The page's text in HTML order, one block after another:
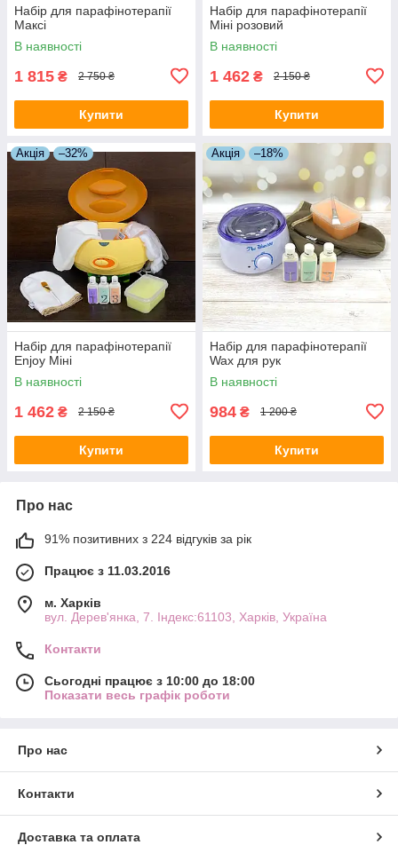
Набір для парафінотерапії
Максі
В наявності
1 815 ₴ 2 750 ₴
Купити
Набір для парафінотерапії
Міні розовий
В наявності
1 462 ₴ 2 150 ₴
Купити
Акція –32%
Набір для парафінотерапії
Enjoy Міні
В наявності
1 462 ₴ 2 150 ₴
Купити
Акція –18%
Набір для парафінотерапії
Wax для рук
В наявності
984 ₴ 1 200 ₴
Купити
Про нас
91% позитивних з 224 відгуків за рік
Працює з 11.03.2016
м. Харків
вул. Дерев'янка, 7. Індекс:61103, Харків, Україна
Контакти
Сьогодні працює з 10:00 до 18:00
Показати весь графік роботи
Про нас
Контакти
Доставка та оплата